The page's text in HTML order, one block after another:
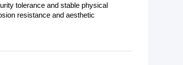
tolerance and stable physical
resistance and aesthetic